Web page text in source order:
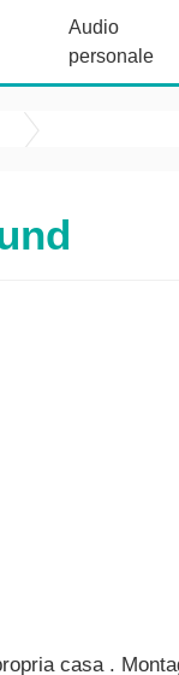
Audio
personale
casa .